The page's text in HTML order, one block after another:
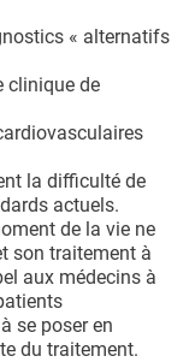
« alternatifs
clinique de
la difficulté de
actuels.
de la vie ne
son traitement à
aux médecins à
se poser en
du traitement.